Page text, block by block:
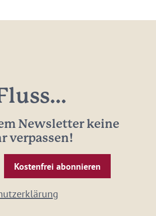
Newsletter keine
verpassen!